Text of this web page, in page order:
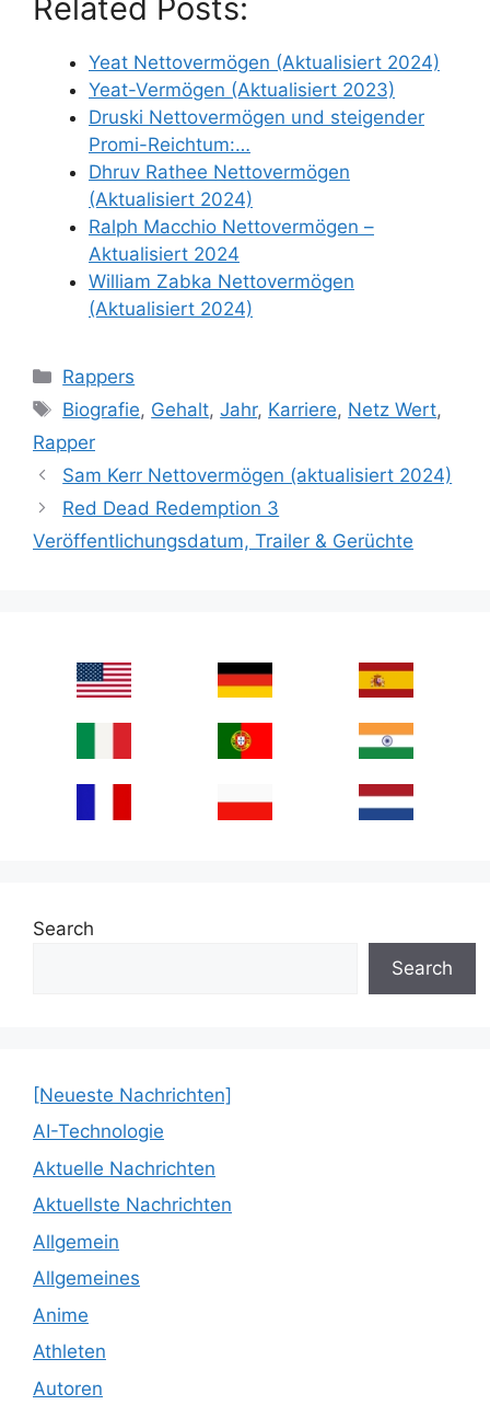
Related Posts:
Yeat Nettovermögen (Aktualisiert 2024)
Yeat-Vermögen (Aktualisiert 2023)
Druski Nettovermögen und steigender
Promi-Reichtum:…
Dhruv Rathee Nettovermögen
(Aktualisiert 2024)
Ralph Macchio Nettovermögen –
Aktualisiert 2024
William Zabka Nettovermögen
(Aktualisiert 2024)
Categories
Rappers
Tags
Biografie, Gehalt,Jahr, Karriere, Netz Wert,
Rapper
Sam Kerr Nettovermögen (aktualisiert 2024)
Red Dead Redemption 3
Veröffentlichungsdatum, Trailer & Gerüchte
Search
Search
[Neueste Nachrichten]
AI-Technologie
Aktuelle Nachrichten
Aktuellste Nachrichten
Allgemein
Allgemeines
Anime
Athleten
Autoren